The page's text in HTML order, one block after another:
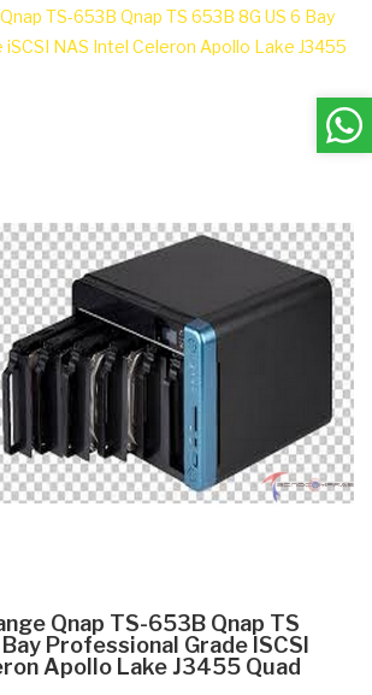
TS-653B Qnap TS 653B 8G US 6 Bay
NAS Intel Celeron Apollo Lake J3455
Qnap TS-653B Qnap TS
Professional Grade ISCSI
Apollo Lake J3455 Quad